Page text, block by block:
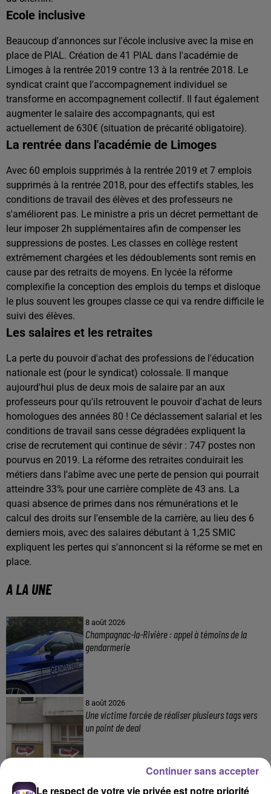
Ecole inclusive
Beaucoup d'annonces sur l'école inclusive avec la mise en
place de PIAL. Création de 41 PIAL dans l'académie de
Limoges à la rentrée 2019 contre 13 à la rentrée 2018. Le
syndicat craint que l'accompagnement individuel se
transforme en accompagnement collectif. Il faut également
augmenter le salaire des accompagnants, qui est
actuellement de 630€ (situation de précarité obligatoire).
La rentrée dans l'académie de Limoges
Avec 60 emplois supprimés à la rentrée 2019 et 7 emplois
supprimés à la rentrée 2018, pour des effectifs stables, les
conditions de travail des élèves et des professeurs ne
s'améliorent pas. Le ministre a pris un décret permettant de
leur imposer 2h supplémentaires afin de compenser les
suppressions de postes. Les classes en collège restent
extrêmement chargées et les dédoublements sont remis en
cause par des retraits de moyens. En lycée la réforme
complexifie la conception des emplois du temps et disloque
le plus souvent les groupes classe ce qui va rendre difficile le
suivi des élèves.
Les salaires et les retraites
La perte du pouvoir d'achat des professions de l'éducation
nationale est (pour le syndicat) colossale. Il manque
aujourd'hui plus de deux mois de salaire par an aux
professeurs pour qu'ils retrouvent le pouvoir d'achat de leurs
homologues des années 80 ! Ce déclassement salarial et les
conditions de travail sans cesse dégradées expliquent la
crise de recrutement qui continue de sévir : 747 postes non
pourvus en 2019. La réforme des retraites conduirait les
métiers dans l'abîme avec une perte de pension qui pourrait
atteindre 33% pour une carrière complète de 43 ans. La
quasi absence de primes dans nos rémunérations et le
calcul des droits sur l'ensemble de la carrière, au lieu des 6
derniers mois, avec des salaires débutant à 1,25 SMIC
expliquent les pertes qui s'annoncent si la réforme se met en
place.
A LA UNE
8 août 2026
Champagnac-la-Rivière : appel à témoins de la
gendarmerie
8 août 2026
Une victime forcée de réaliser plusieurs tags vers
un point de deal
Le respect de votre vie privée est notre priorité
Continuer sans accepter